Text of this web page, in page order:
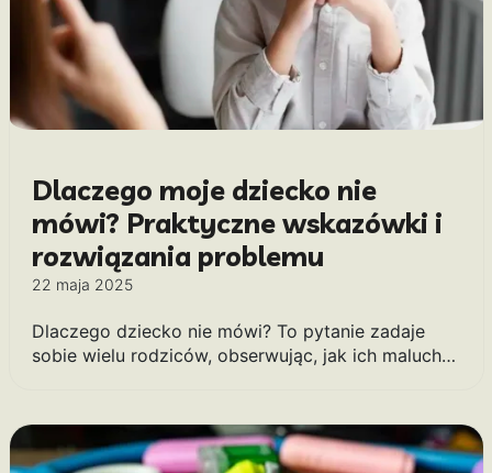
Dlaczego moje dziecko nie
mówi? Praktyczne wskazówki i
rozwiązania problemu
22 maja 2025
Dlaczego dziecko nie mówi? To pytanie zadaje
sobie wielu rodziców, obserwując, jak ich maluch…